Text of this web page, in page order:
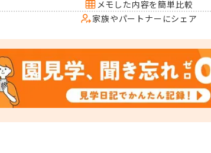
メモした内容を簡単比較
家族やパートナーにシェア